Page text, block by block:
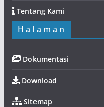
Tentang Kami
H a l a m a n
Dokumentasi
Download
Sitemap